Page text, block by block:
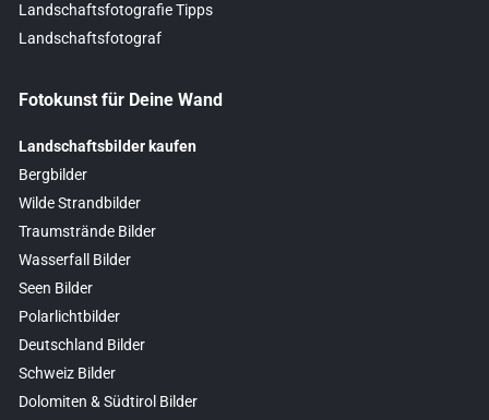
Landschaftsfotografie Tipps
Landschaftsfotograf
Fotokunst für Deine Wand
Landschaftsbilder kaufen
Bergbilder
Wilde Strandbilder
Traumstrände Bilder
Wasserfall Bilder
Seen Bilder
Polarlichtbilder
Deutschland Bilder
Schweiz Bilder
Dolomiten & Südtirol Bilder